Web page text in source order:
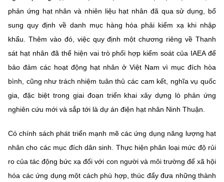
phản ứng hạt nhân và nhiên liệu hạt nhân đã qua sử dụng, bổ
sung quy định về danh mục hàng hóa phải kiểm xạ khi nhập
khẩu. Thêm vào đó, việc quy định một chương riêng về Thanh
sát hạt nhân đã thể hiện vai trò phối hợp kiểm soát của IAEA để
bảo đảm các hoạt động hạt nhân ở Việt Nam vì mục đích hòa
bình, cũng như trách nhiệm tuân thủ các cam kết, nghĩa vụ quốc
gia, đặc biệt trong giai đoạn triển khai xây dựng lò phản ứng
nghiên cứu mới và sắp tới là dự án điện hạt nhân Ninh Thuận.
Có chính sách phát triển mạnh mẽ các ứng dụng năng lượng hạt
nhân cho các mục đích dân sinh. Thực hiện phân loại mức độ rủi
ro của tác động bức xạ đối với con người và môi trường để xã hội
hóa các ứng dụng một cách phù hợp, thúc đẩy đưa những thành